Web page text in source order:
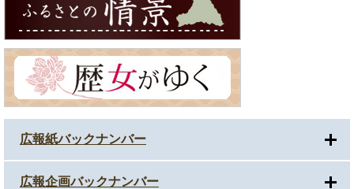
広報紙バックナンバー
広報企画バックナンバー